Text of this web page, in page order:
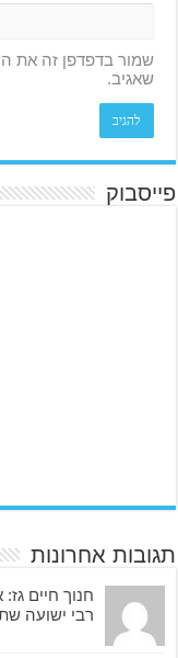
שמור בדפדפן זה את
שאגיב.
פייסבוק
תגובות אחרונות
חנוך חיים
רבי ישועה